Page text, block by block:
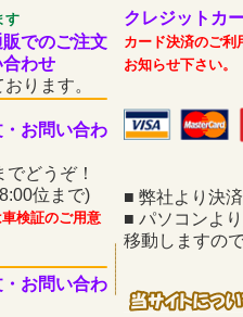
す
クレジットカ
でのご注文
合わせ
ります。
カード決済のご利
お知らせ下さい。
お問い合わ
でどうぞ！
位まで)
検証のご用意
■ 弊社より決
■ パソコンよ
移動しますの
お問い合わ